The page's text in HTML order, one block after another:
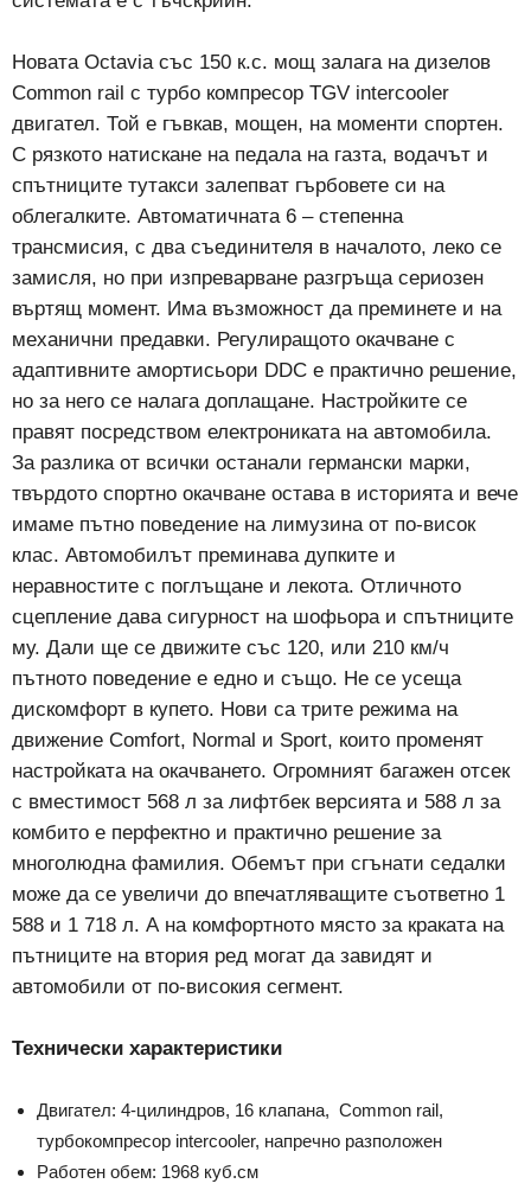
Новата Octavia със 150 к.с. мощ залага на дизелов
Common rail с турбо компресор TGV intercooler
двигател. Той е гъвкав, мощен, на моменти спортен.
С рязкото натискане на педала на газта, водачът и
спътниците тутакси залепват гърбовете си на
облегалките. Автоматичната 6 – степенна
трансмисия, с два съединителя в началото, леко се
замисля, но при изпреварване разгръща сериозен
въртящ момент. Има възможност да преминете и на
механични предавки. Регулиращото окачване с
адаптивните амортисьори DDC е практично решение,
но за него се налага доплащане. Настройките се
правят посредством електрониката на автомобила.
За разлика от всички останали германски марки,
твърдото спортно окачване остава в историята и вече
имаме пътно поведение на лимузина от по-висок
клас. Автомобилът преминава дупките и
неравностите с поглъщане и лекота. Отличното
сцепление дава сигурност на шофьора и спътниците
му. Дали ще се движите със 120, или 210 км/ч
пътното поведение е едно и също. Не се усеща
дискомфорт в купето. Нови са трите режима на
движение Comfort, Normal и Sport, които променят
настройката на окачването. Огромният багажен отсек
с вместимост 568 л за лифтбек версията и 588 л за
комбито е перфектно и практично решение за
многолюдна фамилия. Обемът при сгънати седалки
може да се увеличи до впечатляващите съответно 1
588 и 1 718 л. А на комфортното място за краката на
пътниците на втория ред могат да завидят и
автомобили от по-високия сегмент.
Технически характеристики
Двигател: 4-цилиндров, 16 клапана, Common rail,
турбокомпресор intercooler, напречно разположен
Работен обем: 1968 куб.см